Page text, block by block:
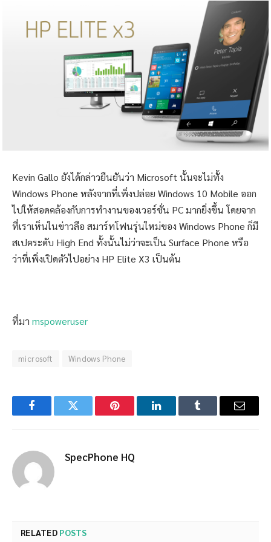
Kevin Gallo ยังได้กล่าวยืนยันว่า Microsoft นั้นจะไม่ทั้ง
Windows Phone หลังจากที่เพิ่งปล่อย Windows 10 Mobile ออก
ไปให้สอดคล้องกับการทำงานของเวอร์ชั่น PC มากยิ่งขึ้น โดยจาก
ที่เราเห็นในข่าวลือ สมาร์ทโฟนรุ่นใหม่ของ Windows Phone ก็มี
สเปคระดับ High End ทั้งนั้นไม่ว่าจะเป็น Surface Phone หรือ
ว่าที่เพิ่งเปิดตัวไปอย่าง HP Elite X3 เป็นต้น
ที่มา mspoweruser
microsoft Windows Phone
FacebookTwitter Pinterest LinkedInTumblr Email
SpecPhone HQ
RELATED POSTS